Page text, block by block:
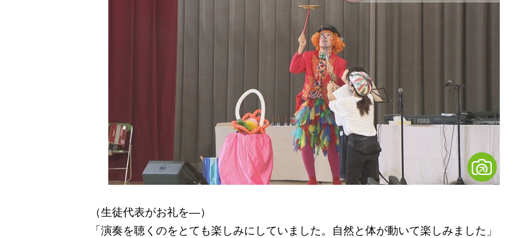
（生徒代表がお礼を―）
「演奏を聴くのをとても楽しみにしていました。自然と体が動いて楽しみました」